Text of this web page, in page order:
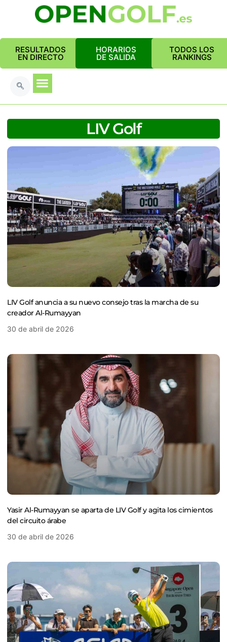
RESULTADOS
EN DIRECTO
HORARIOS
DE SALIDA
TODOS LOS
RANKINGS
LIV Golf
LIV Golf anuncia a su nuevo consejo tras la marcha de su
creador Al-Rumayyan
30 de abril de 2026
Yasir Al-Rumayyan se aparta de LIV Golf y agita los cimientos
del circuito árabe
30 de abril de 2026